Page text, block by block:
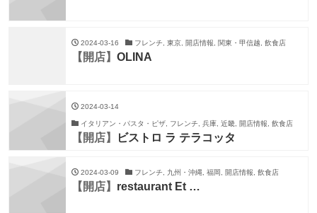
2024-03-16 フレンチ, 東京, 開店情報, 関東・甲信越, 飲食店
【開店】 OLINA
2024-03-14
イタリアン・パスタ・ピザ, フレンチ, 兵庫, 近畿, 開店情報, 飲食店
【開店】 ビストロ ラ テラコッタ
2024-03-09 フレンチ, 九州・沖縄, 福岡, 開店情報, 飲食店
【開店】 restaurant Et …